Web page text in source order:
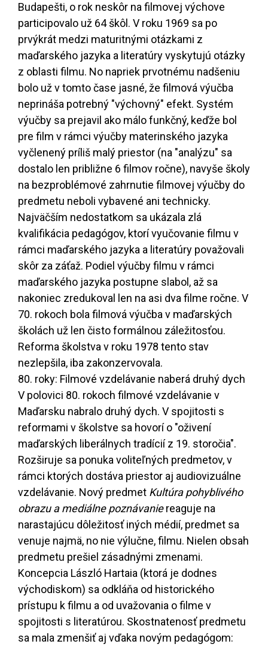
Budapešti, o rok neskôr na filmovej výchove
participovalo už 64 škôl. V roku 1969 sa po
prvýkrát medzi maturitnými otázkami z
maďarského jazyka a literatúry vyskytujú otázky
z oblasti filmu. No napriek prvotnému nadšeniu
bolo už v tomto čase jasné, že filmová výučba
neprináša potrebný "výchovný" efekt. Systém
výučby sa prejavil ako málo funkčný, keďže bol
pre film v rámci výučby materinského jazyka
vyčlenený príliš malý priestor (na "analýzu" sa
dostalo len približne 6 filmov ročne), navyše školy
na bezproblémové zahrnutie filmovej výučby do
predmetu neboli vybavené ani technicky.
Najväčším nedostatkom sa ukázala zlá
kvalifikácia pedagógov, ktorí vyučovanie filmu v
rámci maďarského jazyka a literatúry považovali
skôr za záťaž. Podiel výučby filmu v rámci
maďarského jazyka postupne slabol, až sa
nakoniec zredukoval len na asi dva filme ročne. V
70. rokoch bola filmová výučba v maďarských
školách už len čisto formálnou záležitosťou.
Reforma školstva v roku 1978 tento stav
nezlepšila, iba zakonzervovala.
80. roky: Filmové vzdelávanie naberá druhý dych
V polovici 80. rokoch filmové vzdelávanie v
Maďarsku nabralo druhý dych. V spojitosti s
reformami v školstve sa hovorí o "oživení
maďarských liberálnych tradícií z 19. storočia".
Rozširuje sa ponuka voliteľných predmetov, v
rámci ktorých dostáva priestor aj audiovizuálne
vzdelávanie. Nový predmet Kultúra pohyblivého
obrazu a mediálne poznávaniereaguje na
narastajúcu dôležitosť iných médií, predmet sa
venuje najmä, no nie výlučne, filmu. Nielen obsah
predmetu prešiel zásadnými zmenami.
Koncepcia László Hartaia (ktorá je dodnes
východiskom) sa odkláňa od historického
prístupu k filmu a od uvažovania o filme v
spojitosti s literatúrou. Skostnatenosť predmetu
sa mala zmenšiť aj vďaka novým pedagógom: